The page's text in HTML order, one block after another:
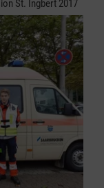
St. Ingbert 2017